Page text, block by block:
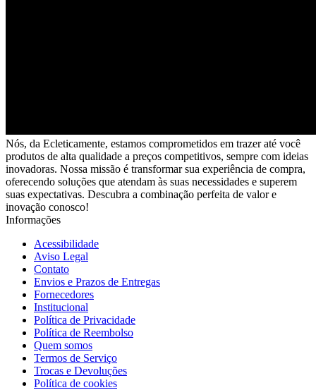
Nós, da Ecleticamente, estamos comprometidos em trazer até você
produtos de alta qualidade a preços competitivos, sempre com ideias
inovadoras. Nossa missão é transformar sua experiência de compra,
oferecendo soluções que atendam às suas necessidades e superem
suas expectativas. Descubra a combinação perfeita de valor e
inovação conosco!
Informações
Acessibilidade
Aviso Legal
Contato
Envios e Prazos de Entregas
Fornecedores
Institucional
Política de Privacidade
Política de Reembolso
Quem somos
Termos de Serviço
Trocas e Devoluções
Política de cookies